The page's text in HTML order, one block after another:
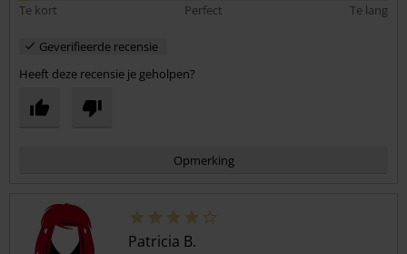
Te kort
Perfect Te lang
Geverifieerde recensie
Heeft deze recensie je geholpen?
Opmerking
Patricia B.